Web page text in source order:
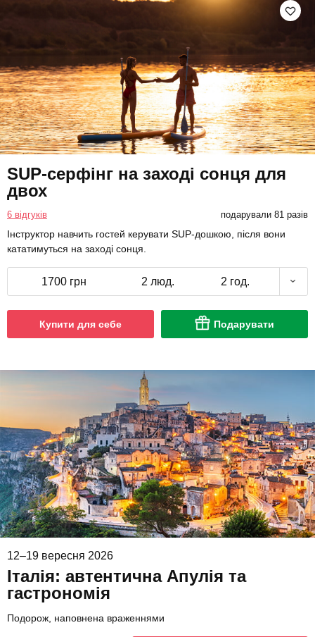
SUP-серфінг на заході сонця для
двох
6 відгуків подарували 81 разів
Інструктор навчить гостей керувати SUP-дошкою, після вони
кататимуться на заході сонця.
1700 грн 2 люд. 2 год.
Купити для себе Подарувати
12–19 вересня 2026
Італія: автентична Апулія та
гастрономія
Подорож, наповнена враженнями